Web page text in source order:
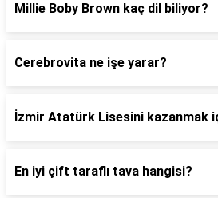
Millie Boby Brown kaç dil biliyor?
Cerebrovita ne işe yarar?
İzmir Atatürk Lisesini kazanmak
En iyi çift taraflı tava hangisi?